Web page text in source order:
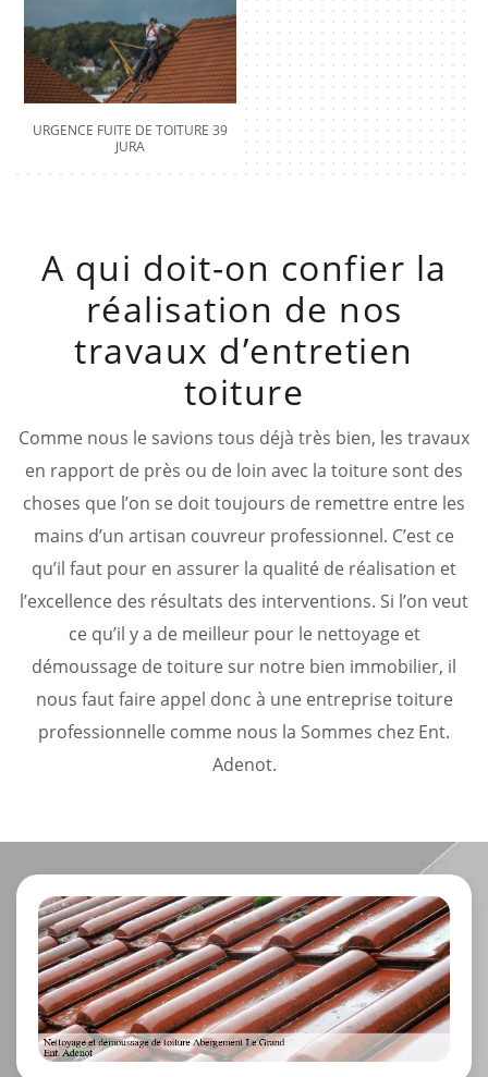
URGENCE FUITE DE TOITURE 39
JURA
A qui doit-on confier la
réalisation de nos
travaux d’entretien
toiture
Comme nous le savions tous déjà très bien, les travaux
en rapport de près ou de loin avec la toiture sont des
choses que l’on se doit toujours de remettre entre les
mains d’un artisan couvreur professionnel. C’est ce
qu’il faut pour en assurer la qualité de réalisation et
l’excellence des résultats des interventions. Si l’on veut
ce qu’il y a de meilleur pour le nettoyage et
démoussage de toiture sur notre bien immobilier, il
nous faut faire appel donc à une entreprise toiture
professionnelle comme nous la Sommes chez Ent.
Adenot.